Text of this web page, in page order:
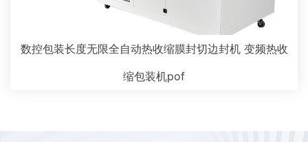
数控包装长度无限全自动热收缩膜封切边封机 变频热收
缩包装机pof